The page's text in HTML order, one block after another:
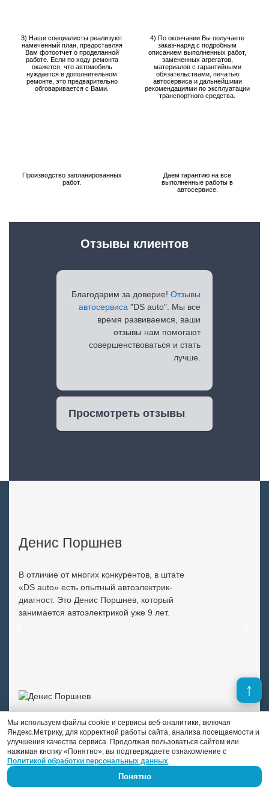
3) Наши специалисты реализуют
намеченный план, предоставляя
Вам фотоотчет о проделанной
работе. Если по ходу ремонта
окажется, что автомобиль
нуждается в дополнительном
ремонте, это предварительно
обговаривается с Вами.
4) По окончании Вы получаете
заказ-наряд с подробным
описанием выполненных работ,
замененных агрегатов,
материалов с гарантийными
обязательствами, печатью
автосервиса и дальнейшими
рекомендациями по эксплуатации
транспортного средства.
Производство запланированных
работ.
Даем гарантию на все
выполненные работы в
автосервисе.
Благодарим за доверие! Отзывы
автосервиса "DS auto". Мы все
время развиваемся, ваши
отзывы нам помогают
совершенствоваться и стать
лучше.
Просмотреть отзывы
Отзывы клиентов
Денис Поршнев
В отличие от многих конкурентов, в штате
«DS auto» есть опытный автоэлектрик-
диагност. Это Денис Поршнев, который
занимается автоэлектрикой уже 9 лет.
Мы используем файлы cookie и сервисы веб-аналитики, включая
Яндекс.Метрику, для корректной работы сайта, анализа посещаемости и
улучшения качества сервиса. Продолжая пользоваться сайтом или
нажимая кнопку «Понятно», вы подтверждаете ознакомление с
Политикой обработки персональных данных.
Понятно